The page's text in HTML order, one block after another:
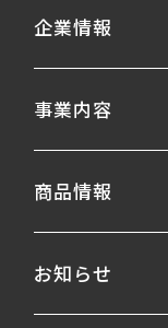
企業情報
事業内容
商品情報
お知らせ